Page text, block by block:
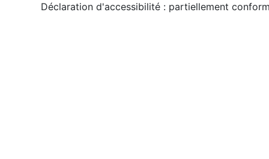
Déclaration d'accessibilité : partiellement